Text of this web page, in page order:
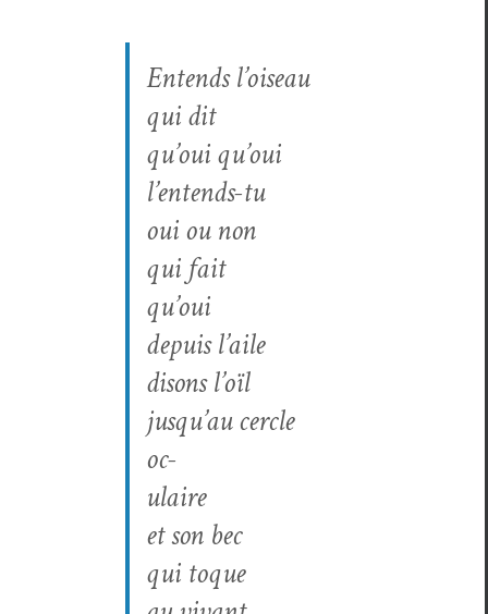
Entends l’oiseau
qui dit
qu’oui qu’oui
l’en­tends-tu
oui ou non
qui fait
qu’oui
depuis l’aile
dis­onsl’oïl
jusqu’au cer­cle
oc-
ulaire
et son bec
qui toque